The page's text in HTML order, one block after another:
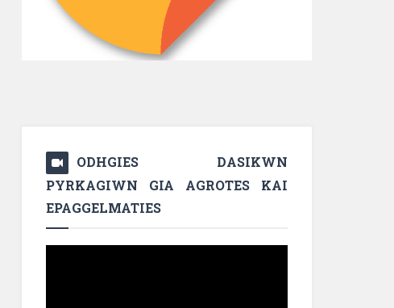
ODHGIES DASIKWN
PYRKAGIWN GIA AGROTES KAI
EPAGGELMATIES